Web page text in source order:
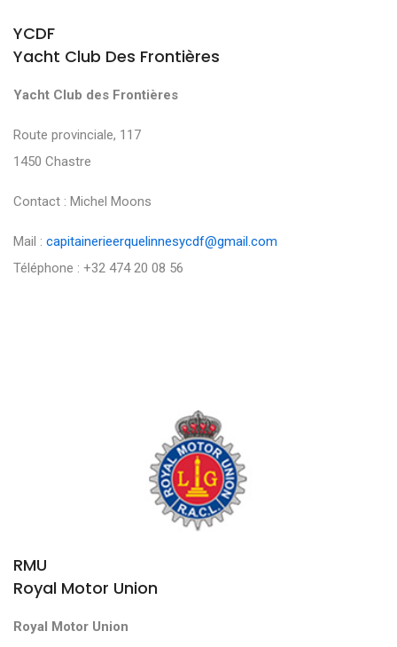
YCDF
Yacht Club Des Frontières
Yacht Club des Frontières
Route provinciale, 117
1450 Chastre
Contact : Michel Moons
Mail : capitainerieerquelinnesycdf@gmail.com
Téléphone : +32 474 20 08 56
RMU
Royal Motor Union
Royal Motor Union